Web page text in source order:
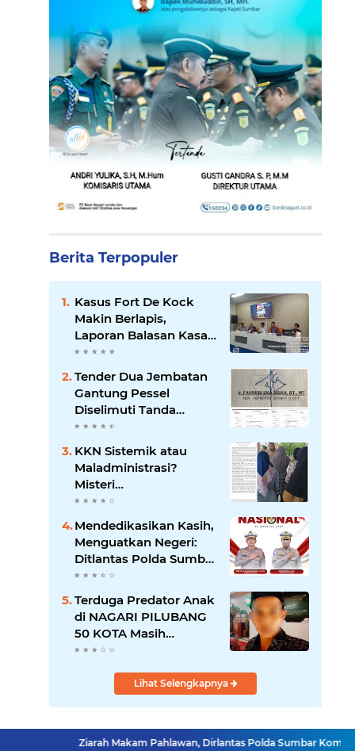
Berita Terpopuler
Kasus Fort De Kock
Makin Berlapis,
Laporan Balasan Kasat
Pol PP Disorot: Upaya
Penegakan Hukum
atau Pengalihan Isu?
Tender Dua Jembatan
Gantung Pessel
Diselimuti Tanda
Tanya, Gangguan
Sistem atau Permainan
di Balik Layar?
KKN Sistemik atau
Maladministrasi?
Misteri
"Dikorbankannya" SDN
26 ATT Menguji
Transparansi Pemkot
Padang
Mendedikasikan Kasih,
Menguatkan Negeri:
Ditlantas Polda Sumbar
Apresiasi Peran
Dharma Wanita
sebagai Pilar
Pengabdian
Terduga Predator Anak
di NAGARI PILUBANG
50 KOTA Masih
Berkeliaran
Lihat Selengkapnya
Ziarah Makam Pahlawan, Dirlantas Polda Sumbar Kombes